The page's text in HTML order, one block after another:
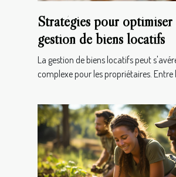
Stratégies pour optimiser
gestion de biens locatifs
La gestion de biens locatifs peut
complexe pour les propriétaires. Entre